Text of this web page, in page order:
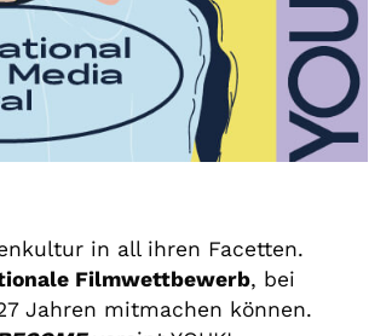
in all ihren Facetten.
Filmwettbewerb, bei
Jahren mitmachen können.